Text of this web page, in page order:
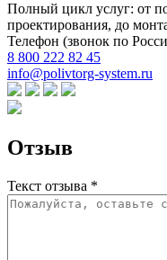
Полный цикл услуг: от
проектирования, до
Телефон (звонок по
8 800 222 82 45
info@polivtorg-system.ru
Отзыв
Текст отзыва *